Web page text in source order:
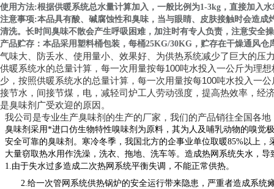
使用方法:根据供暖系统总水量计算加入，一般比例为1-3kg，直接加入
注意事项:本品具有酸、碱腐蚀性和臭味，当与眼睛、皮肤接触时会造
清洗。长时间臭味不散会产生呼吸困难，加注时有专人负责，注意安全
产品贮存：本品采用塑料桶包装，每桶25KG/30KG，贮存在干燥通风仓
气味大、防丢水、使用量小、效果好、为供热系统减少了巨大的
供暖系统水的总量计算，每一次用量按每100吨水投入一公斤为理
少，按照供暖系统水的总量计算，每一次用量按每100吨水投入一
接节水，间接节煤，电，减轻司炉工人劳动强度，提高热效率，
是臭味剂广受欢迎的原因。
我公司是专业生产臭味剂的生产的厂家，我们的产品销往全国各
臭味剂采用*进口仿生物特性嗅味剂为原料，其为人及哺乳动物的嗅觉
安全可靠的臭味剂。寒冷冬季，我国北方的企事业单位取暖85%以上，
大量窃取热水用作洗澡，洗衣、拖地、洗车等。造成热网系统失水，导
1.由于失水过多造成二次热网系统平衡失调，不能正常供热。
2.给一次管网系统供热锅炉的安全运行带来隐患，严重者造成系统